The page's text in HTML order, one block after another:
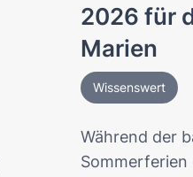
2026 für
Marien
Wissenswert
Während der